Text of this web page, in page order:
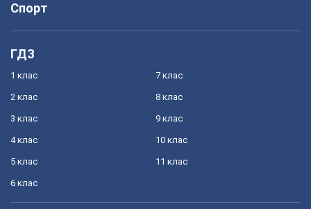
Спорт
ГДЗ
1 клас
2 клас
3 клас
4 клас
5 клас
6 клас
7 клас
8 клас
9 клас
10 клас
11 клас